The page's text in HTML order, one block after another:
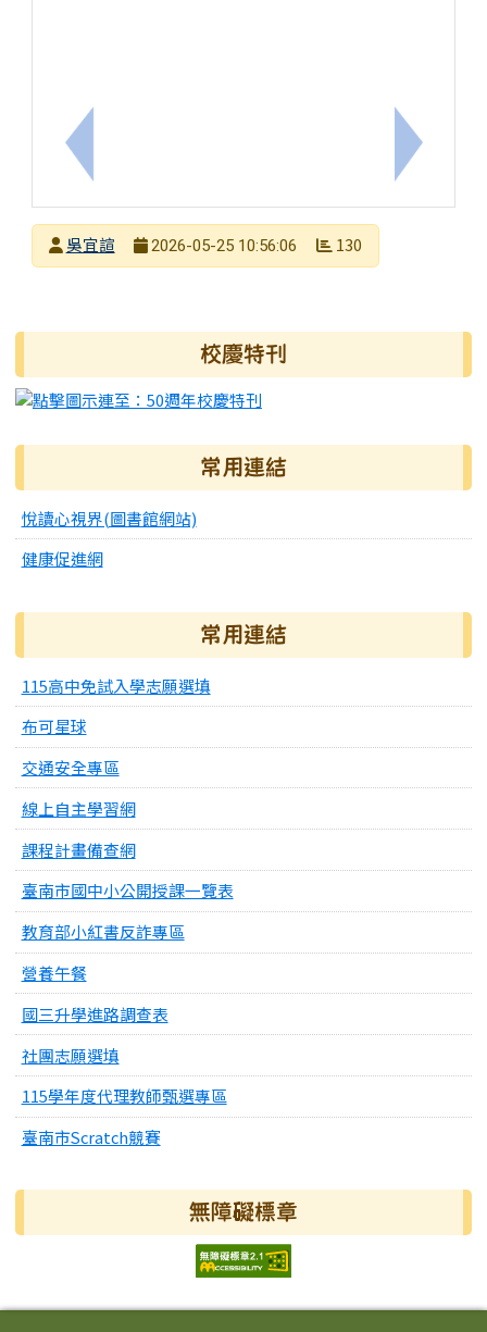
上一筆：轉知~臺南市市立國民中小學候用主任資格復效
下一筆：
發布者吳宜諠
2026-05-25 10:56:06 130
右邊區域內容 校慶特刊
常用連結
悅讀心視界(圖書館網站)
健康促進網
常用連結
115高中免試入學志願選填
布可星球
交通安全專區
線上自主學習網
課程計畫備查網
臺南市國中小公開授課一覽表
教育部小紅書反詐專區
營養午餐
國三升學進路調查表
社團志願選填
115學年度代理教師甄選專區
臺南市Scratch競賽
無障礙標章